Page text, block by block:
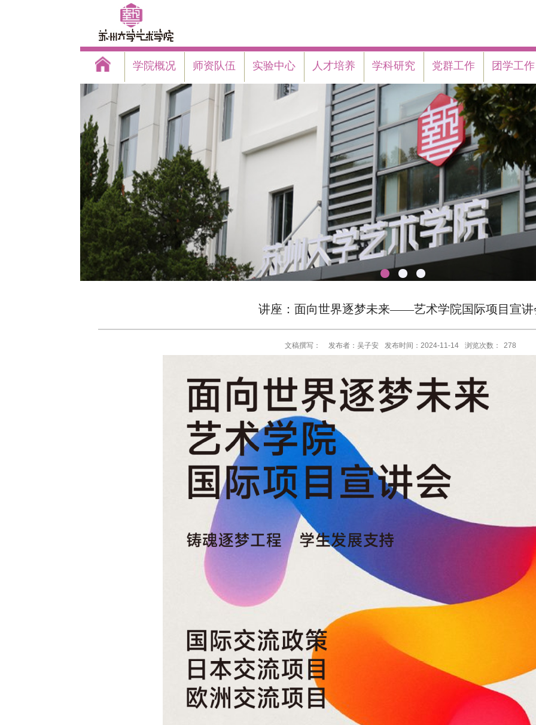
学院概况 师资队伍 实验中心 人才培养 学科研究 党群工作 团学工作
讲座：面向世界逐梦未来——艺术学院国际项目宣讲
文稿撰写： 发布者：吴子安 发布时间：2024-11-14 浏览次数： 278